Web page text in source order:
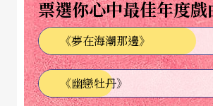
發展表演片段，激撞出獨特的劇場
票選你心中最佳年度
《夢在海潮那邊》
《幽戀牡丹》